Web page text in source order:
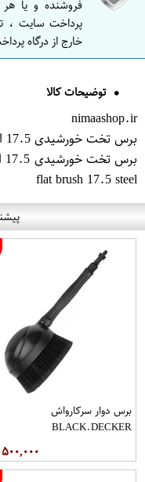
فروشنده و یا
پرداخت سایت ،
خارج از درگاه
توضیحات کالا
nimaashop.ir
برس تخت خورشیدی 17.5 استیل
flat brush 17.5 steel
برس دوار سرکارواش
BLACK.DECKER
۵۰۰,۰۰۰